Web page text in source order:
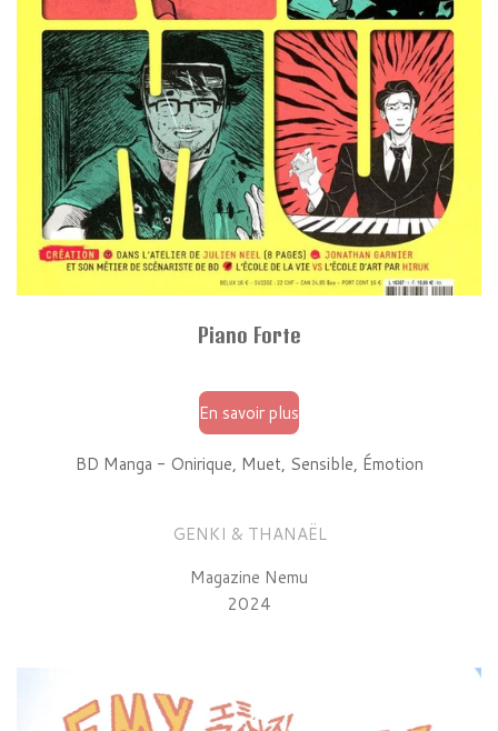
Piano Forte
En savoir plus
BD Manga - Onirique, Muet, Sensible, Émotion
GENKI & THANAËL
Magazine Nemu
2024